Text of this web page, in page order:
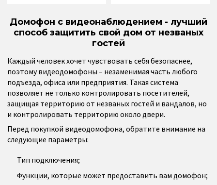
Домофон с видеонаблюдением - лучший
способ защитить свой дом от незваных
гостей
Каждый человек хочет чувствовать себя безопаснее,
поэтому видеодомофоны – незаменимая часть любого
подъезда, офиса или предприятия. Такая система
позволяет не только контролировать посетителей,
защищая территорию от незваных гостей и вандалов, но
и контролировать территорию около двери.
Перед покупкой видеодомофона, обратите внимание на
следующие параметры:
Тип подключения;
Функции, которые может предоставить вам домофон;